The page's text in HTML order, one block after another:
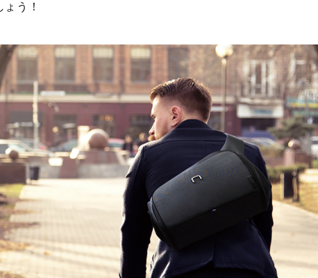
う！